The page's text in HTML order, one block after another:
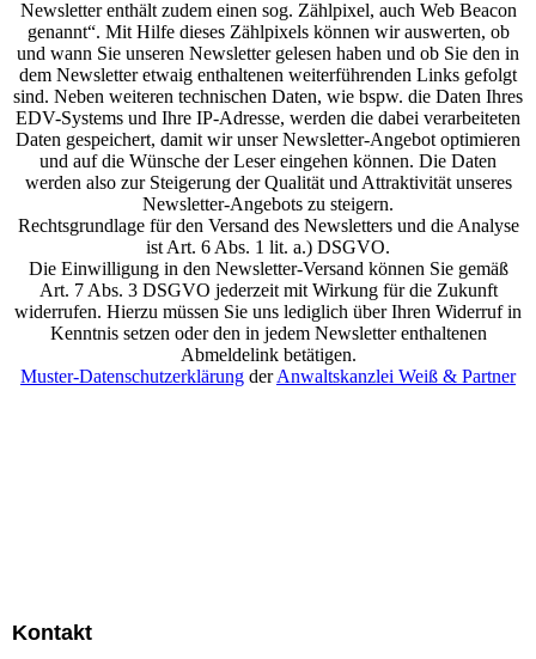
Newsletter enthält zudem einen sog. Zählpixel, auch Web Beacon
genannt“. Mit Hilfe dieses Zählpixels können wir auswerten, ob
und wann Sie unseren Newsletter gelesen haben und ob Sie den in
dem Newsletter etwaig enthaltenen weiterführenden Links gefolgt
sind. Neben weiteren technischen Daten, wie bspw. die Daten Ihres
EDV-Systems und Ihre IP-Adresse, werden die dabei verarbeiteten
Daten gespeichert, damit wir unser Newsletter-Angebot optimieren
und auf die Wünsche der Leser eingehen können. Die Daten
werden also zur Steigerung der Qualität und Attraktivität unseres
Newsletter-Angebots zu steigern.
Rechtsgrundlage für den Versand des Newsletters und die Analyse
ist Art. 6 Abs. 1 lit. a.) DSGVO.
Die Einwilligung in den Newsletter-Versand können Sie gemäß
Art. 7 Abs. 3 DSGVO jederzeit mit Wirkung für die Zukunft
widerrufen. Hierzu müssen Sie uns lediglich über Ihren Widerruf in
Kenntnis setzen oder den in jedem Newsletter enthaltenen
Abmeldelink betätigen.
Muster-Datenschutzerklärung derAnwaltskanzlei Weiß & Partner
Kontakt